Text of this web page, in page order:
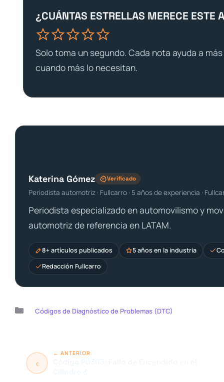
¿CUÁNTAS ESTRELLAS MERECE ESTE
Solo toma un segundo. Cada nota ayuda a
cuando más lo necesitan.
Katerina Gómez Verificado
Periodista automotriz · Fullcarro · 5 años de experiencia ·
Periodista especializado en automovilismo y
automotriz de referencia en LATAM.
8+ artículos publicados 5 años en la industria
Redacción Fullcarro
Categorías
Códigos de Diagnóstico de Problemas (DTC)